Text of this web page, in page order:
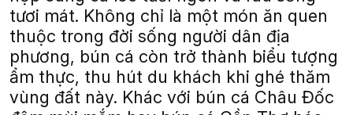
tươi mát. Không chỉ là một món ăn quen
thuộc trong đời sống người dân địa
phương, bún cá còn trở thành biểu tượng
ẩm thực, thu hút du khách khi ghé thăm
vùng đất này. Khác với bún cá Châu Đốc